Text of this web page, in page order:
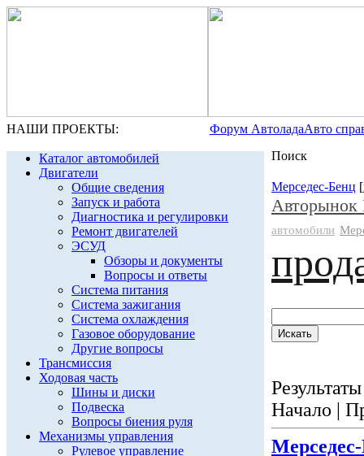
НАШИ ПРОЕКТЫ: Форум АвтоладаАвто
Каталог автомобилей
Двигатели
Общие сведения
Запуск и работа
Диагностика и регулировки
Ремонт двигателей
ЭСУД
Обзоры и документы
Вопросы и ответы
Система питания
Система зажигания
Система охлаждения
Газовое оборудование
Другие вопросы
Трансмиссия
Ходовая часть
Шины и диски
Подвеска
Вопросы биения руля
Механизмы управления
Рулевое управление
Поиск
Мерседес-Бенц [
Авторынок
автомобили
Начало |